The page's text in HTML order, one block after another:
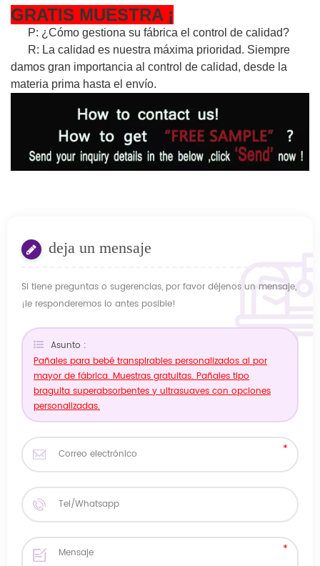
GRATIS MUESTRA ¡
P: ¿Cómo gestiona su fábrica el control de calidad?
R: La calidad es nuestra máxima prioridad. Siempre
damos gran importancia al control de calidad, desde la
materia prima hasta el envío.
deja un mensaje
Si tiene preguntas o sugerencias, por favor déjenos un mensaje,
¡le responderemos lo antes posible!
Asunto :
Pañales para bebé transpirables personalizados al por
mayor de fábrica. Muestras gratuitas. Pañales tipo
braguita superabsorbentes y ultrasuaves con opciones
personalizadas.